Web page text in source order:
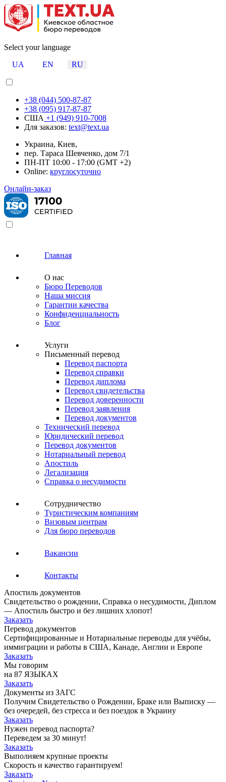
Select your language
UA
EN RU
+38 (044) 500-87-87
+38 (095) 917-87-87
США +1 (949) 910-7008
Для заказов: text@text.ua
Украина, Киев,
пер. Тараса Шевченко, дом 7/1
ПН-ПТ 10:00 - 17:00 (GMT +2)
Online: круглосуточно
Онлайн-заказ
Главная
О нас
Бюро Переводов
Наша миссия
Гарантии качества
Конфиденциальность
Блог
Услуги
Письменный перевод
Перевод паспорта
Перевод справки
Перевод диплома
Перевод свидетельства
Перевод доверенности
Перевод заявления
Перевод документов
Технический перевод
Юридический перевод
Перевод документов
Нотариальный перевод
Апостиль
Легализация
Справка о несудимости
Сотрудничество
Туристическим компаниям
Визовым центрам
Для бюро переводов
Вакансии
Контакты
Апостиль документов
Свидетельство о рождении, Справка о несудимости, Диплом
— Апостиль быстро и без лишних хлопот!
Заказать
Перевод документов
Сертифицированные и Нотариальные переводы для учёбы,
иммиграции и работы в США, Канаде, Англии и Европе
Заказать
Мы говорим
на 87 ЯЗЫКАХ
Заказать
Документы из ЗАГС
Получим Свидетельство о Рождении, Браке или Выписку —
без очередей, без стресса и без поездок в Украину
Заказать
Нужен перевод паспорта?
Переведем за 30 минут!
Заказать
Выполняем крупные проекты
Скорость и качество гарантируем!
Заказать